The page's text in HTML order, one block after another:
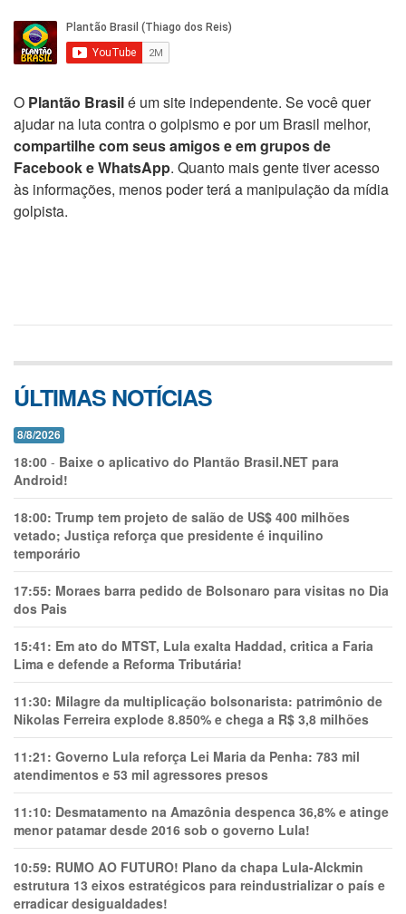
O Plantão Brasilé um site independente. Se você quer
ajudar na luta contra o golpismo e por um Brasil melhor,
compartilhe com seus amigos e em grupos de
Facebook e WhatsApp. Quanto mais gente tiver acesso
às informações, menos poder terá a manipulação da mídia
golpista.
ÚLTIMAS NOTÍCIAS
8/8/2026
18:00 - Baixe o aplicativo do Plantão Brasil.NET para
Android!
18:00: Trump tem projeto de salão de US$ 400 milhões
vetado; Justiça reforça que presidente é inquilino
temporário
17:55: Moraes barra pedido de Bolsonaro para visitas no Dia
dos Pais
15:41: Em ato do MTST, Lula exalta Haddad, critica a Faria
Lima e defende a Reforma Tributária!
11:30: Milagre da multiplicação bolsonarista: patrimônio de
Nikolas Ferreira explode 8.850% e chega a R$ 3,8 milhões
11:21: Governo Lula reforça Lei Maria da Penha: 783 mil
atendimentos e 53 mil agressores presos
11:10: Desmatamento na Amazônia despenca 36,8% e atinge
menor patamar desde 2016 sob o governo Lula!
10:59: RUMO AO FUTURO! Plano da chapa Lula-Alckmin
estrutura 13 eixos estratégicos para reindustrializar o país e
erradicar desigualdades!